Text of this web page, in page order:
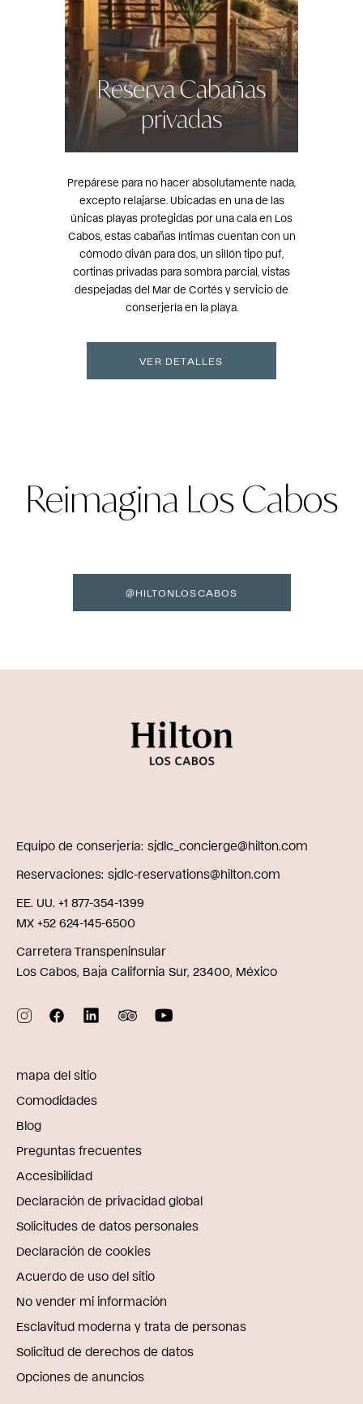
Reserva Cabañas
privadas
Prepárese para no hacer absolutamente nada,
excepto relajarse. Ubicadas en una de las
únicas playas protegidas por una cala en Los
Cabos, estas cabañas íntimas cuentan con un
cómodo diván para dos, un sillón tipo puf,
cortinas privadas para sombra parcial, vistas
despejadas del Mar de Cortés y servicio de
conserjería en la playa.
VER DETALLES
Reimagina Los Cabos
@HILTONLOSCABOS
Equipo de conserjería sjdlc_concierge@hilton.com
Reservaciones sjdlc-reservations@hilton.com
EE. UU. +1 877-354-1399
MX +52 624-145-6500
Carretera Transpeninsular
Los Cabos, Baja California Sur, 23400, México
mapa del sitio
Comodidades
Blog
Preguntas frecuentes
Accesibilidad
Declaración de privacidad global
Solicitudes de datos personales
Declaración de cookies
Acuerdo de uso del sitio
No vender mi información
Esclavitud moderna y trata de personas
Solicitud de derechos de datos
Opciones de anuncios